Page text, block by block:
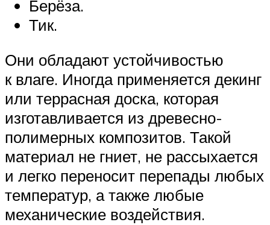
Берёза.
Тик.
Они обладают устойчивостью
к влаге. Иногда применяется декинг
или террасная доска, которая
изготавливается из древесно-
полимерных композитов. Такой
материал не гниет, не рассыхается
и легко переносит перепады любых
температур, а также любые
механические воздействия.